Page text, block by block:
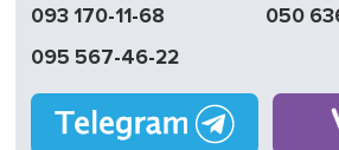
Обмен | Возвращение
без выходных
093 170-11-68
050
095 567-46-22